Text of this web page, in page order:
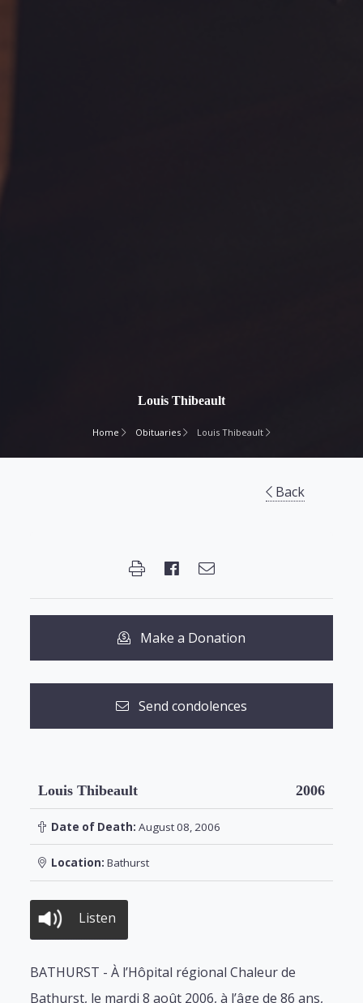
Louis Thibeault
Home Obituaries Louis Thibeault
Back
Make a Donation
Send condolences
Louis Thibeault 2006
Date of Death: August 08, 2006
Location: Bathurst
Listen
BATHURST - À l’Hôpital régional Chaleur de
Bathurst, le mardi 8 août 2006, à l’âge de 86 ans,